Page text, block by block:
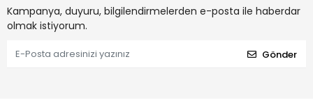
Kampanya, duyuru, bilgilendirmelerden e-posta ile haberdar
olmak istiyorum.
Gönder